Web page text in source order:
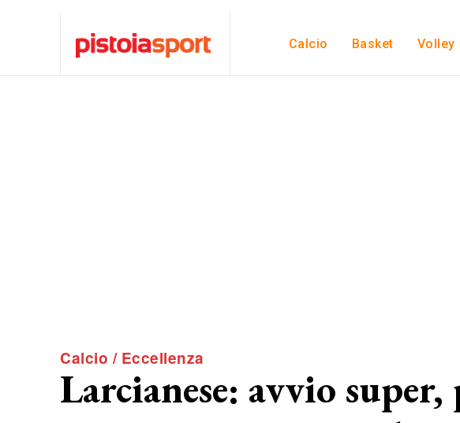
Calcio Basket Volley
Calcio / Eccellenza
Larcianese: avvio